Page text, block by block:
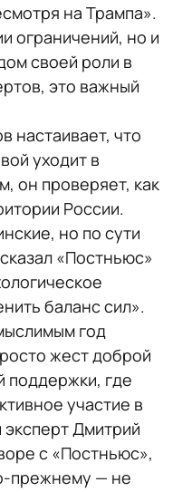
на Трампа».
ограничений, но и
своей роли в
это важный
настаивает, что
уходит в
он проверяет, как
России.
но по сути
«Постньюс»
баланс сил».
год
жест доброй
поддержки, где
участие в
Дмитрий
с «Постньюс»,
прежнему — не